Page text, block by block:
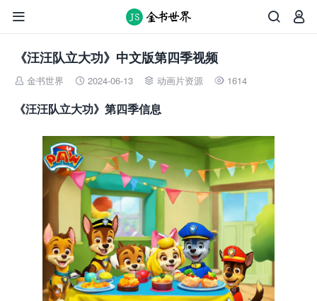



《汪汪队立大功》中文版第四季视频
 金书世界  2024-06-13  动画片资源  1614
《汪汪队立大功》第四季信息